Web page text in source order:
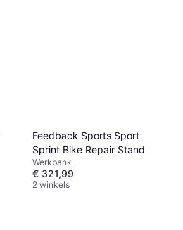
Feedback Sports Sport
Sprint Bike Repair Stand
Werkbank
€ 321,99
2 winkels